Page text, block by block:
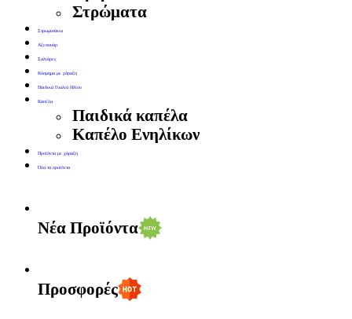
Στρώματα
Στρωματάκια
Αξεσουάρ
Σαλιάρες
Κόσμημα με χάραξη
Παιδικά Γυαλιά Ηλίου
Καπέλα
Παιδικά καπέλα
Καπέλο Ενηλίκων
Προϊόντα με χάραξη
Όλα τα προϊόντα
Νέα Προϊόντα
Προσφορές